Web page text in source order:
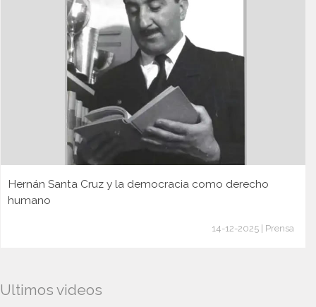
Hernán Santa Cruz y la democracia como derecho
humano
14-12-2025 | Prensa
Ultimos videos